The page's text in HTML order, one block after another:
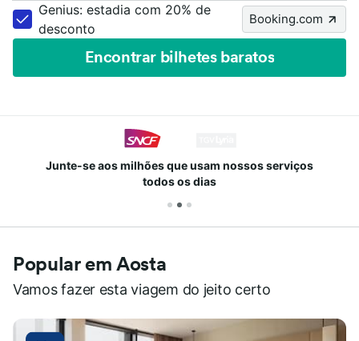
Genius: estadia com 20% de
desconto
Booking.com
Encontrar bilhetes baratos
Junte-se aos milhões que usam nossos serviços
todos os dias
Popular em Aosta
Vamos fazer esta viagem do jeito certo